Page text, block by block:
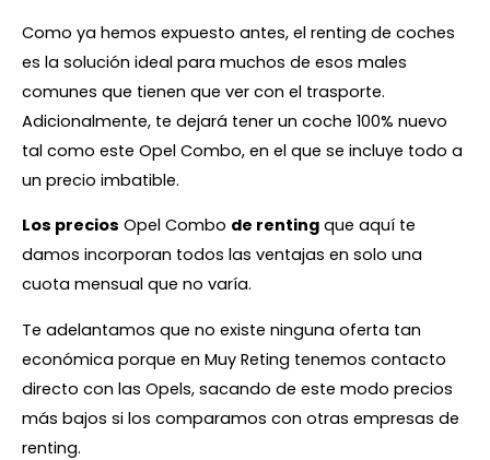
Como ya hemos expuesto antes, el renting de coches
es la solución ideal para muchos de esos males
comunes que tienen que ver con el trasporte.
Adicionalmente, te dejará tener un coche 100% nuevo
tal como este Opel Combo, en el que se incluye todo a
un precio imbatible.
Los precios Opel Combo de renting que aquí te
damos incorporan todos las ventajas en solo una
cuota mensual que no varía.
Te adelantamos que no existe ninguna oferta tan
económica porque en Muy Reting tenemos contacto
directo con las Opels, sacando de este modo precios
más bajos si los comparamos con otras empresas de
renting.